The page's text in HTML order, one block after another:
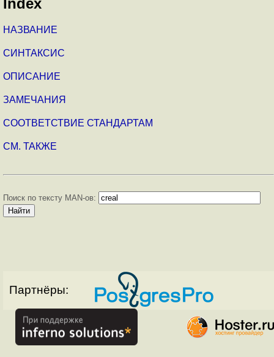
Index
НАЗВАНИЕ
СИНТАКСИС
ОПИСАНИЕ
ЗАМЕЧАНИЯ
СООТВЕТСТВИЕ СТАНДАРТАМ
СМ. ТАКЖЕ
Поиск по тексту MAN-ов:
Партнёры: